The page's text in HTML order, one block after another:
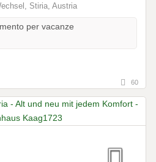
Stiria, Austria
per vacanze
60